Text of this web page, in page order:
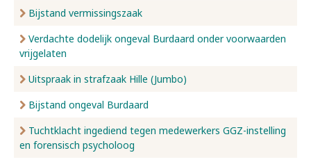
Bijstand vermissingszaak
Verdachte dodelijk ongeval Burdaard onder voorwaarden
vrijgelaten
Uitspraak in strafzaak Hille (Jumbo)
Bijstand ongeval Burdaard
Tuchtklacht ingediend tegen medewerkers GGZ-instelling
en forensisch psycholoog